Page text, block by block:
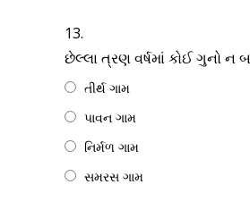
13.
છેલ્લા ત્રણ વર્ષમાં કોઈ ગુનો
તીર્થ ગામ
પાવન ગામ
નિર્મળ ગામ
સમરસ ગામ